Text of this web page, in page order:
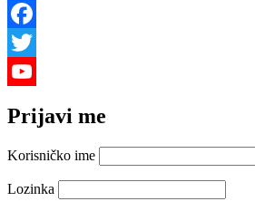
Facebook
Twitter
Channel
Prijavi me
Korisničko ime
Lozinka